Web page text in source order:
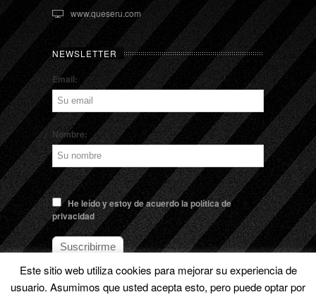
www.queseru.com
NEWSLETTER
Email:
Nombre:
He leído y estoy de acuerdo la política de
privacidad
Este sitio web utiliza cookies para mejorar su experiencia de
usuario. Asumimos que usted acepta esto, pero puede optar por